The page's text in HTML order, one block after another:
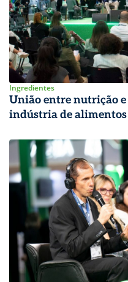
Ingredientes
União entre nutrição
indústria de alimentos